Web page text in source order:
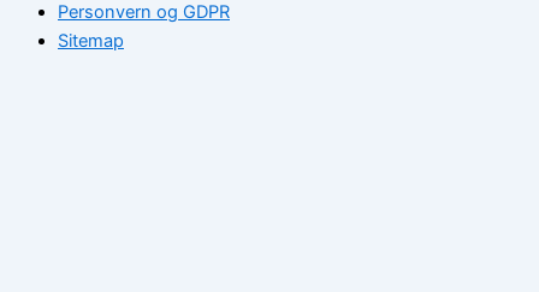
Personvern og GDPR
Sitemap